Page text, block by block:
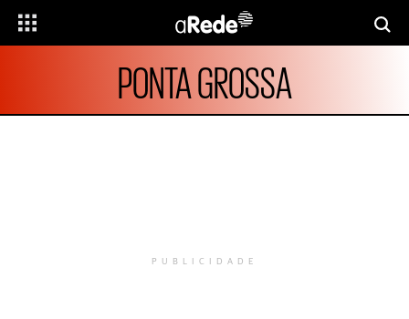
PONTA GROSSA
PUBLICIDADE